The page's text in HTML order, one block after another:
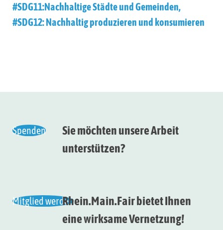
#SDG11:Nachhaltige Städte und Gemeinden,
#SDG12: Nachhaltig produzieren und konsumieren
Spenden
Sie möchten unsere Arbeit
unterstützen?
Mitglied werdenRhein.Main.Fair bietet Ihnen
eine wirksame Vernetzung!